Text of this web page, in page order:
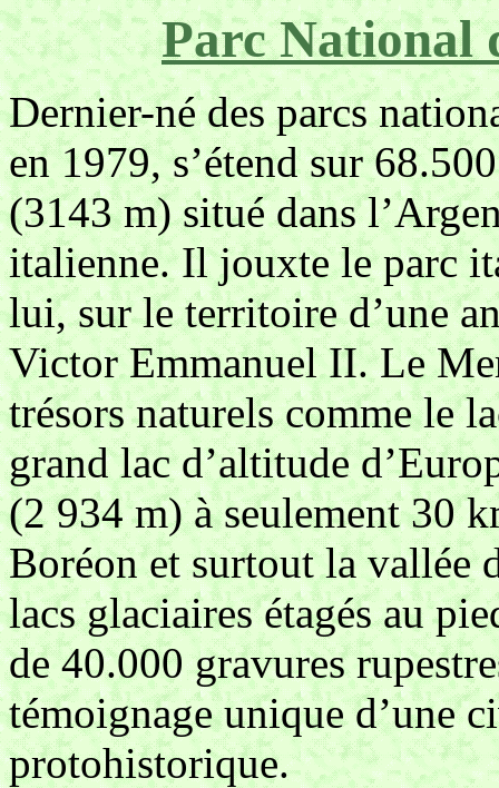
Parc National
Dernier-né des parcs
en 1979, s’étend sur
(3143 m) situé dans
italienne. Il jouxte le parc
lui, sur le territoire d’une
Victor Emmanuel II. Le
trésors naturels comme le
grand lac d’altitude
(2 934 m) à seulement 30
Boréon et surtout la vallée
lacs glaciaires étagés au
de 40.000 gravures
témoignage unique d’une
protohistorique.